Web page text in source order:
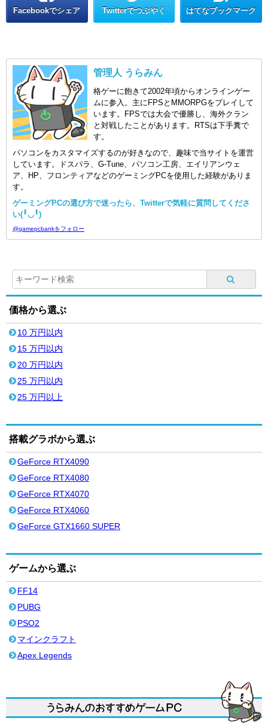
Facebookでシェア Twitterでつぶやく はてなブックマーク
管理人 うらみん
格ゲーに飽きて2002年頃からオンラインゲー
ムに参入。主にFPSとMMORPGをプレイして
います。FPSでは大会で優勝し、海外クラン
と対戦したことがあります。RTSは下手糞で
す。
パソコンをカスタマイズするのが好きなので、趣味で当サイトを運営
しています。ドスパラ、G-Tune、パソコン工房、エイリアンウェ
ア、HP、フロンティアなどのゲーミングPCを使用した経験がありま
す。
ゲーミングPCの選び方で迷ったら、Twitterで気軽に質問してくださ
い(╹◡╹)
@gamepcbankをフォロー
価格から選ぶ
10 万円以内
15 万円以内
20 万円以内
25 万円以内
25 万円以上
搭載グラボから選ぶ
GeForce RTX4090
GeForce RTX4080
GeForce RTX4070
GeForce RTX4060
GeForce GTX1660 SUPER
ゲームから選ぶ
FF14
PUBG
PSO2
マインクラフト
Apex Legends